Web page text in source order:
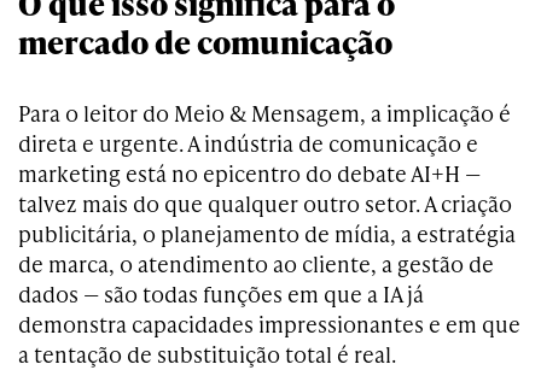
mercado de comunicação
Para o leitor do Meio & Mensagem, a implicação é
direta e urgente. A indústria de comunicação e
marketing está no epicentro do debate AI+H —
talvez mais do que qualquer outro setor. A criação
publicitária, o planejamento de mídia, a estratégia
de marca, o atendimento ao cliente, a gestão de
dados — são todas funções em que a IA já
demonstra capacidades impressionantes e em que
a tentação de substituição total é real.